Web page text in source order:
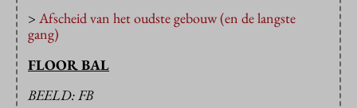
> Afscheid van het oudste gebouw (en de langste
gang)
FLOOR BAL
BEELD: FB